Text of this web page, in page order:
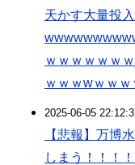
天かす大量投
ｗｗｗｗｗｗ
ｗｗｗwｗｗ
2025-06-05
【悲報】万博
しまう！！！！